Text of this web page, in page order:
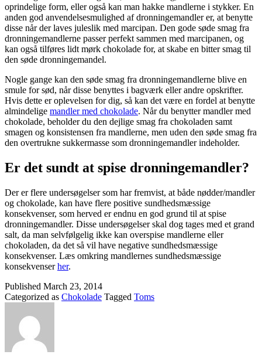
oprindelige form, eller også kan man hakke mandlerne i stykker. En
anden god anvendelsesmulighed af dronningemandler er, at benytte
disse når der laves juleslik med marcipan. Den gode søde smag fra
dronningemandlerne passer perfekt sammen med marcipanen, og
kan også tilføres lidt mørk chokolade for, at skabe en bitter smag til
den søde dronningemandel.
Nogle gange kan den søde smag fra dronningemandlerne blive en
smule for sød, når disse benyttes i bagværk eller andre opskrifter.
Hvis dette er oplevelsen for dig, så kan det være en fordel at benytte
almindelige mandler med chokolade. Når du benytter mandler med
chokolade, beholder du den dejlige smag fra chokoladen samt
smagen og konsistensen fra mandlerne, men uden den søde smag fra
den overtrukne sukkermasse som dronningemandler indeholder.
Er det sundt at spise dronningemandler?
Der er flere undersøgelser som har fremvist, at både nødder/mandler
og chokolade, kan have flere positive sundhedsmæssige
konsekvenser, som herved er endnu en god grund til at spise
dronningemandler. Disse undersøgelser skal dog tages med et grand
salt, da man selvfølgelig ikke kan overspise mandlerne eller
chokoladen, da det så vil have negative sundhedsmæssige
konsekvenser. Læs omkring mandlernes sundhedsmæssige
konsekvenserher.
Published March 23, 2014
Categorized as Chokolade Tagged Toms